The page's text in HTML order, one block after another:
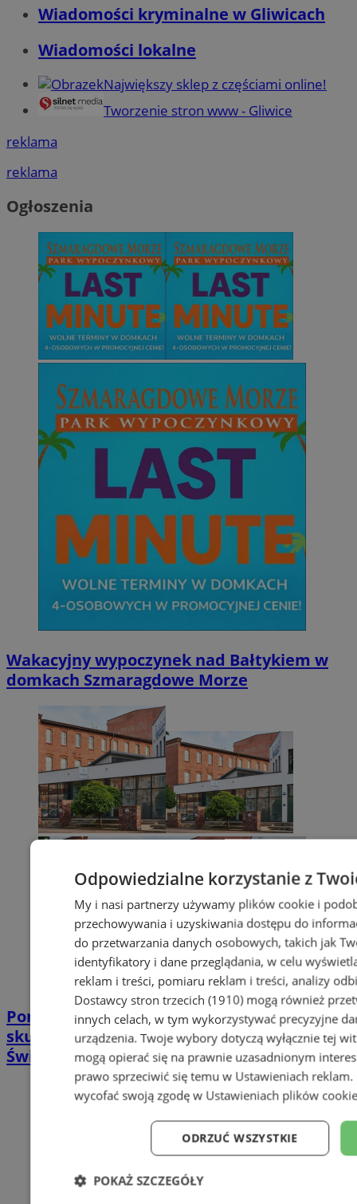
Wiadomości kryminalne w Gliwicach
Wiadomości lokalne
Największy sklep z częściami online!
Tworzenie stron www - Gliwice
reklama
reklama
Ogłoszenia
Wakacyjny wypoczynek nad Bałtykiem w
domkach Szmaragdowe Morze
Poradnia leczenia ran przewlekłych -
skuteczna terapia trudno gojących się ran |
Świętochłowice
Odpowiedzialne korzystanie z
My i nasi partnerzy używamy plików cookie i
przechowywania i uzyskiwania dostępu do
do przetwarzania danych osobowych, takich jak
identyfikatory i dane przeglądania, w celu
reklam i treści, pomiaru reklam i treści, analizy
Dostawcy stron trzecich (1910)mogą również
innych celach, w tym wykorzystywać precyzyjne
urządzenia. Twoje wybory dotyczą wyłącznie tej
mogą opierać się na prawnie uzasadnionym
prawo sprzeciwić się temu w Ustawieniach reklam.
wycofać swoją zgodę w Ustawieniach plików cookie
ODRZUĆ WSZYSTKIE
POKAŻ SZCZEGÓŁY